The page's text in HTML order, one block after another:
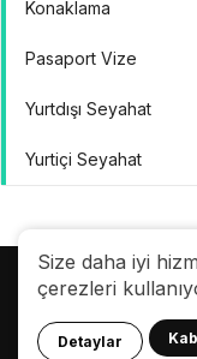
Size daha iyi
çerezleri
Detaylar
Konaklama
Pasaport Vize
Yurtdışı Seyahat
Yurtiçi Seyahat
© 24.08.2007